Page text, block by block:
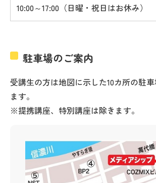
10:00～17:00（日曜・祝日はお休み）
駐車場のご案内
受講生の方は地図に示した10カ所の駐
ます。
※提携講座、特別講座は除きます。